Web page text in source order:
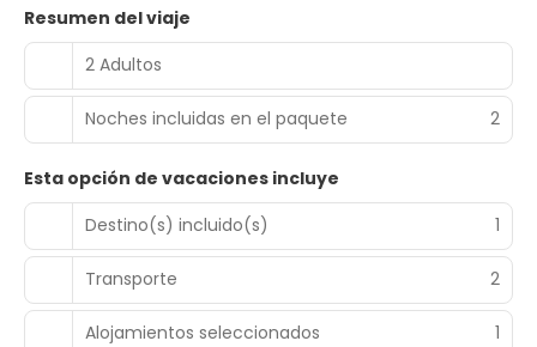
Resumen del viaje
2 Adultos
Noches incluidas en el paquete 2
Esta opción de vacaciones incluye
Destino(s) incluido(s)
1
Transporte 2
Alojamientos seleccionados 1